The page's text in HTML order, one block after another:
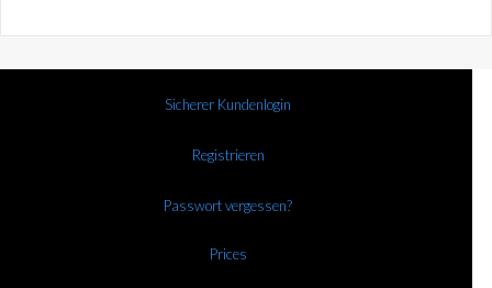
Sicherer Kundenlogin
Registrieren
Passwort vergessen?
Prices